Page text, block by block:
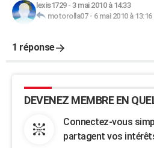
lexis1729- 3 mai 2010 à 14:33
motorolla07- 6 mai 2010 à 13:16
1 réponse
DEVENEZ MEMBRE EN
Connectez-vous
partagent vos